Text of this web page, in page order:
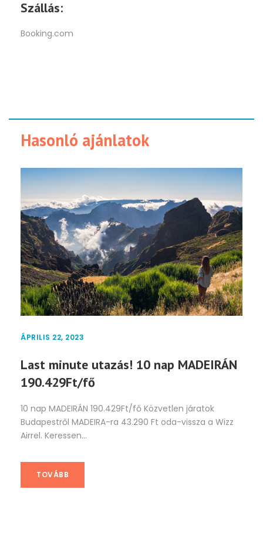
Szállás:
Booking.com
Hasonló ajánlatok
ÁPRILIS 22, 2023
Last minute utazás! 10 nap MADEIRÁN
190.429Ft/fő
10 nap MADEIRÁN 190.429Ft/fő Közvetlen járatok
Budapestről MADEIRA-ra 43.290 Ft oda-vissza a Wizz
Airrel. Keressen...
TOVÁBB